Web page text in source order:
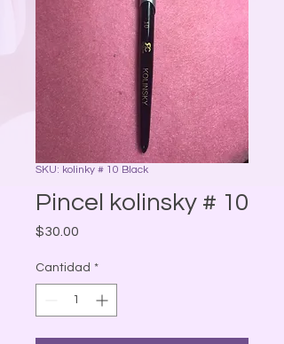
SKU: kolinky # 10 Black
Pincel kolinsky # 10
$30.00
Cantidad *